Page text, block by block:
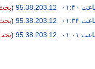
95.38.203.12
95.38.203.12
95.38.203.12